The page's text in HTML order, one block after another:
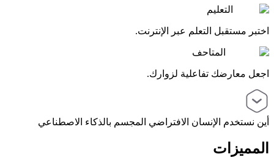
التعليم
اختبر مستقبل التعلم عبر الإنترنت.
المتاحف
اجعل معارضك تفاعلية لزوارك.
أين نستخدم الإنسان الافتراضي المجسم بالذكاء الاصطناعي
المميزات